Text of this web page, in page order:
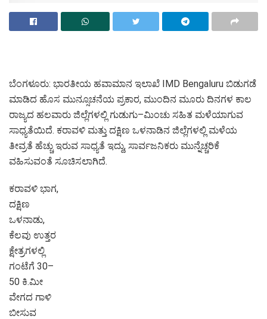
ಬೆಂಗಳೂರು: ಭಾರತೀಯ ಹವಾಮಾನ ಇಲಾಖೆ IMD Bengaluru ಬಿಡುಗಡೆ
ಮಾಡಿದ ಹೊಸ ಮುನ್ಸೂಚನೆಯ ಪ್ರಕಾರ, ಮುಂದಿನ ಮೂರು ದಿನಗಳ ಕಾಲ
ರಾಜ್ಯದ ಹಲವಾರು ಜಿಲ್ಲೆಗಳಲ್ಲಿ ಗುಡುಗು–ಮಿಂಚು ಸಹಿತ ಮಳೆಯಾಗುವ
ಸಾಧ್ಯತೆಯಿದೆ. ಕರಾವಳಿ ಮತ್ತು ದಕ್ಷಿಣ ಒಳನಾಡಿನ ಜಿಲ್ಲೆಗಳಲ್ಲಿ ಮಳೆಯ
ತೀವ್ರತೆ ಹೆಚ್ಚು ಇರುವ ಸಾಧ್ಯತೆ ಇದ್ದು, ಸಾರ್ವಜನಿಕರು ಮುನ್ನೆಚ್ಚರಿಕೆ
ವಹಿಸುವಂತೆ ಸೂಚಿಸಲಾಗಿದೆ.
ಕರಾವಳಿ ಭಾಗ,
ದಕ್ಷಿಣ
ಒಳನಾಡು,
ಕೆಲವು ಉತ್ತರ
ಕ್ಷೇತ್ರಗಳಲ್ಲಿ
ಗಂಟೆಗೆ 30–
50 ಕಿ.ಮೀ
ವೇಗದ ಗಾಳಿ
ಬೀಸುವ